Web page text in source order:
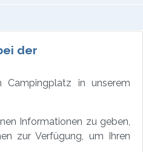
der
Campingplatz in unserem
Informationen zu geben,
zur Verfügung, um Ihren